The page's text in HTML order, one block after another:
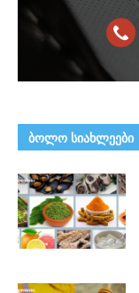
ᲑᲝᲚᲝ ᲡᲘᲐᲮᲚᲔᲔᲑᲘ